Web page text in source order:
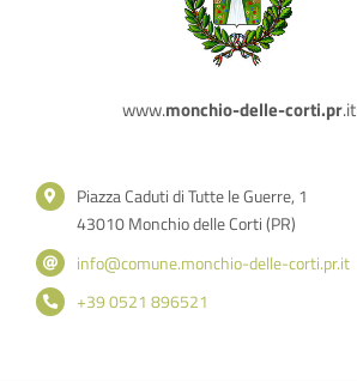
www.monchio-delle-corti.pr.it
Piazza Caduti di Tutte le Guerre, 1
43010 Monchio delle Corti (PR)
info@comune.monchio-delle-corti.pr.it
+39 0521 896521